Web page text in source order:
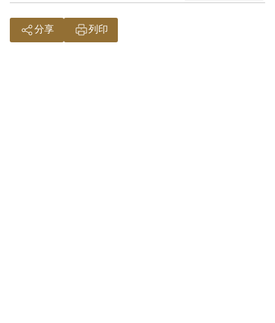
年10月20日。
詮釋者：謝濬澤
分享 列印